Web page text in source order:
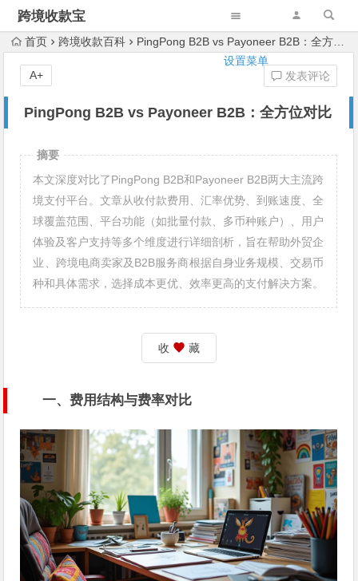
跨境收款宝
设置菜单
首页 跨境收款百科 PingPong B2B vs Payoneer B2B：全方位对比
PingPong B2B vs Payoneer B2B：全方位对比
发表评论
A+
摘要
本文深度对比了PingPong B2B和Payoneer B2B两大主流跨
境支付平台。文章从收付款费用、汇率优势、到账速度、全
球覆盖范围、平台功能（如批量付款、多币种账户）、用户
体验及客户支持等多个维度进行详细剖析，旨在帮助外贸企
业、跨境电商卖家及B2B服务商根据自身业务规模、交易币
种和具体需求，选择成本更优、效率更高的支付解决方案。
收 藏
一、费用结构与费率对比